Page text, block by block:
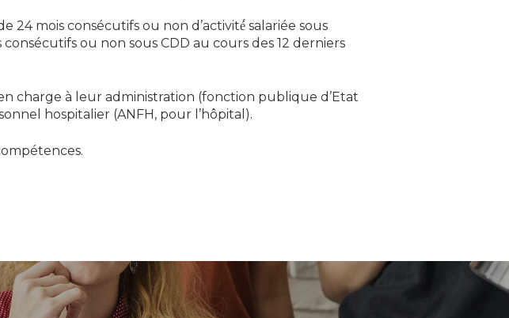
mois consécutifs ou non d’activité́ salariée sous
ou non sous CDD au cours des 12 derniers
charge à leur administration (fonction publique d’Etat
hospitalier (ANFH, pour l’hôpital).